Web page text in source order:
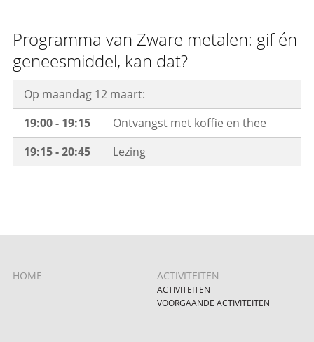
Programma van Zware metalen: gif én
geneesmiddel, kan dat?
Op maandag 12 maart:
19:00 - 19:15
Ontvangst met koffie en thee
19:15 - 20:45
Lezing
HOME ACTIVITEITEN
ACTIVITEITEN
VOORGAANDE ACTIVITEITEN